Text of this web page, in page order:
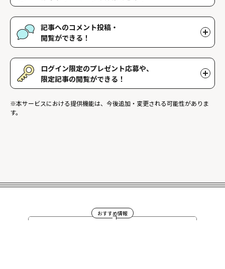
好きな記事やギャラリーページを保存し、マイページでいつでも閲
覧することができます。
記事へのコメント投稿・
閲覧ができる！
記事に対して応援や感想などのコメントができ、他のファンが投稿
したコメントを読むことができます。
ログイン限定のプレゼント応募や、
限定記事の閲覧ができる！
た、ログイン限定記事を閲覧することができます。
※本サービスにおける提供機能は、今後追加・変更される可能性がありま
す。
おすすめ情報